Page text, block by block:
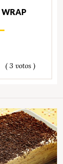
WRAP
( 3 votos )